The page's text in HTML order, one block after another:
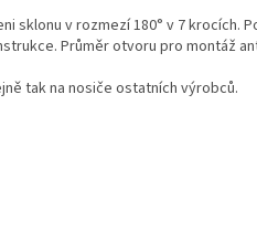
sklonu v rozmezí 180° v 7 krocích.
Průměr otvoru pro montáž
tak na nosiče ostatních výrobců.